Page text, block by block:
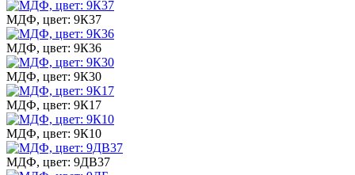
МДФ, цвет: 9К37
МДФ, цвет: 9К36
МДФ, цвет: 9К30
МДФ, цвет: 9К17
МДФ, цвет: 9К10
МДФ, цвет: 9ДВ37